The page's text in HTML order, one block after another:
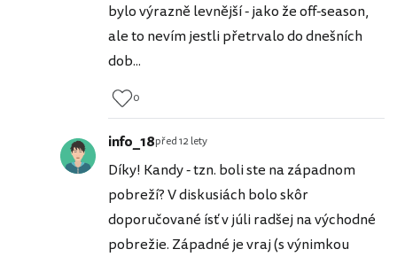
bylo výrazně levnější - jako že off-season,
ale to nevím jestli přetrvalo do dnešních
dob...
0
info_18před 12 lety
Díky! Kandy - tzn. boli ste na západnom
pobreží? V diskusiách bolo skôr
doporučované ísť v júli radšej na východné
pobrežie. Západné je vraj (s výnimkou